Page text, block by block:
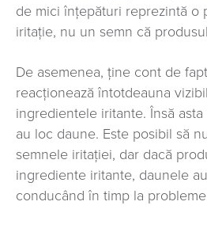
de mici înțepături reprezintă o
iritație, nu un semn că
De asemenea, ține cont de
reacționează întotdeauna
ingredientele iritante. Însă
au loc daune. Este posibil să
semnele iritației, dar dacă
ingrediente iritante, daunele
conducând în timp la